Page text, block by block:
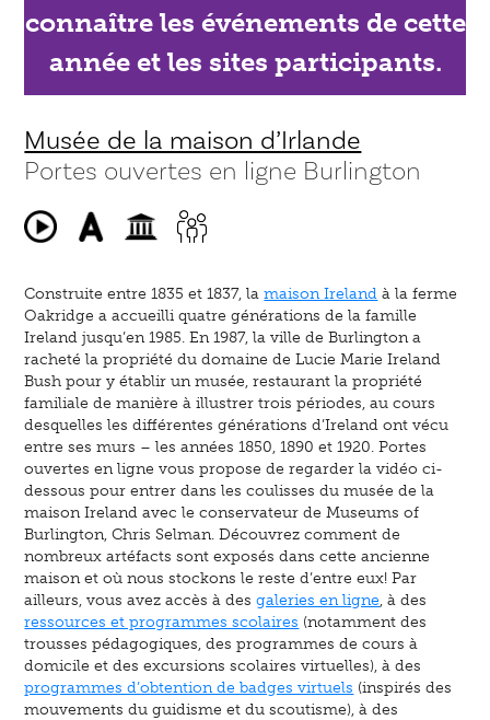
connaître les événements de cette
année et les sites participants.
Musée de la maison d’Irlande
Portes ouvertes en ligne Burlington
Construite entre 1835 et 1837, lamaison Ireland à la ferme
Oakridge a accueilli quatre générations de la famille
Ireland jusqu’en 1985. En 1987, la ville de Burlington a
racheté la propriété du domaine de Lucie Marie Ireland
Bush pour y établir un musée, restaurant la propriété
familiale de manière à illustrer trois périodes, au cours
desquelles les différentes générations d’Ireland ont vécu
entre ses murs – les années 1850, 1890 et 1920. Portes
ouvertes en ligne vous propose de regarder la vidéo ci-
dessous pour entrer dans les coulisses du musée de la
maison Ireland avec le conservateur de Museums of
Burlington, Chris Selman. Découvrez comment de
nombreux artéfacts sont exposés dans cette ancienne
maison et où nous stockons le reste d’entre eux! Par
ailleurs, vous avez accès à desgaleries en ligne, à des
ressources et programmes scolaires (notamment des
trousses pédagogiques, des programmes de cours à
domicile et des excursions scolaires virtuelles), à des
programmes d’obtention de badges virtuels (inspirés des
mouvements du guidisme et du scoutisme), à des